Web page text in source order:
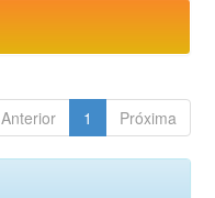
Anterior 1 Próxima